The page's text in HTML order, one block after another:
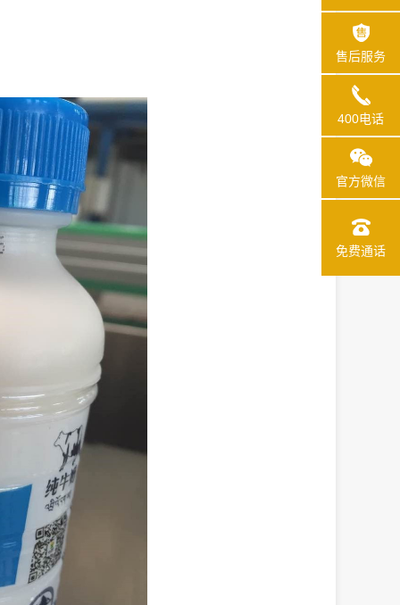
售后服务
400电话
官方微信
免费通话